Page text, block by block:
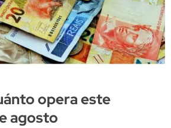
opera este
agosto